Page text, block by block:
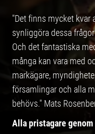
"Det finns mycket kvar
synliggöra dessa
Och det fantastiska
många kan vara med
markägare,
församlingar och alla
behövs." Mats
Alla pristagare genom